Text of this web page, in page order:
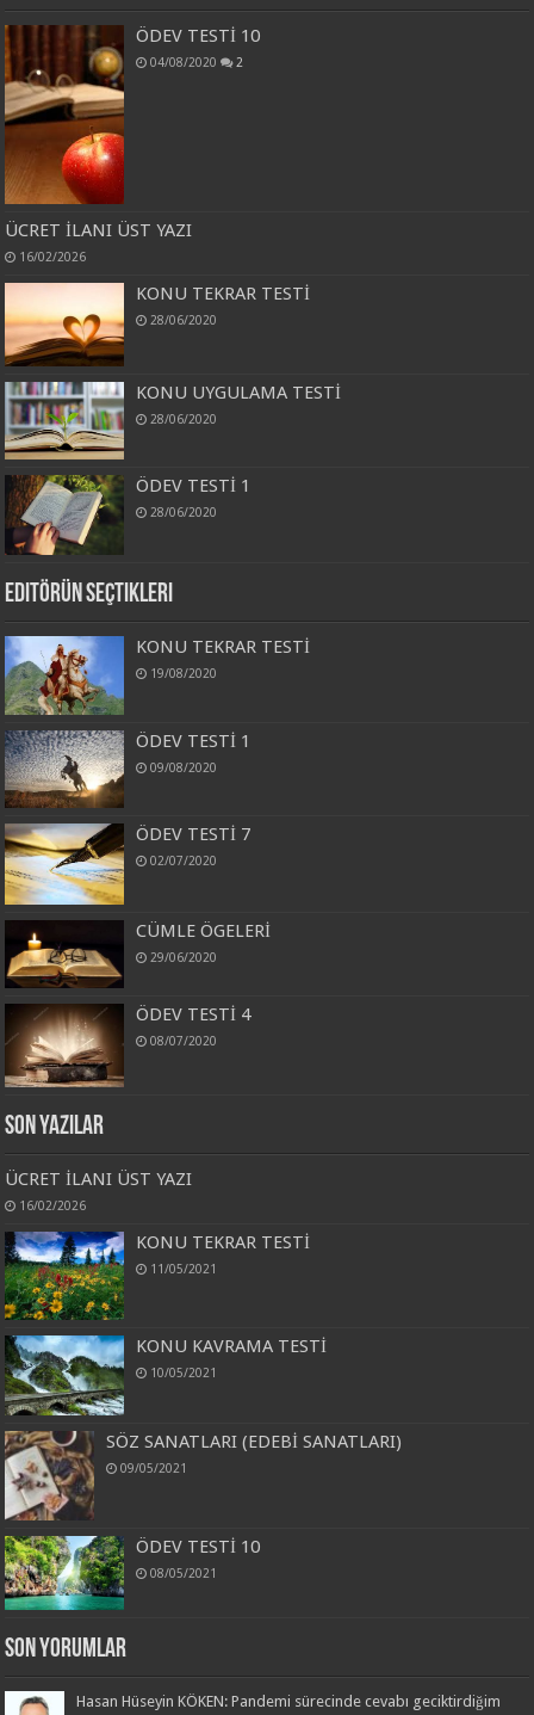
ÖDEV TESTİ 10
04/08/2020 2
ÜCRET İLANI ÜST YAZI
16/02/2026
KONU TEKRAR TESTİ
28/06/2020
KONU UYGULAMA TESTİ
28/06/2020
ÖDEV TESTİ 1
28/06/2020
Editörün Seçtikleri
KONU TEKRAR TESTİ
19/08/2020
ÖDEV TESTİ 1
09/08/2020
ÖDEV TESTİ 7
02/07/2020
CÜMLE ÖGELERİ
29/06/2020
ÖDEV TESTİ 4
08/07/2020
Son Yazılar
ÜCRET İLANI ÜST YAZI
16/02/2026
KONU TEKRAR TESTİ
11/05/2021
KONU KAVRAMA TESTİ
10/05/2021
SÖZ SANATLARI (EDEBİ SANATLARI)
09/05/2021
ÖDEV TESTİ 10
08/05/2021
Son Yorumlar
Hasan Hüseyin KÖKEN: Pandemi sürecinde cevabı geciktirdiğim